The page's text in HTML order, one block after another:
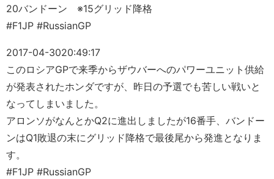
20バンドーン ※15グリッド降格
#F1JP #RussianGP
2017-04-3020:49:17
このロシアGPで来季からザウバーへのパワーユニット供給
が発表されたホンダですが、昨日の予選でも苦しい戦いと
なってしまいました。
アロンソがなんとかQ2に進出しましたが16番手、バンドー
ンはQ1敗退の末にグリッド降格で最後尾から発進となりま
す。
#F1JP #RussianGP